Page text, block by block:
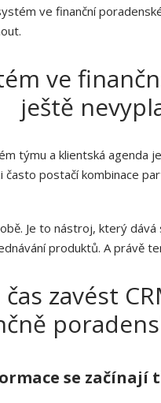
ve finanční
ve
ještě
týmu a klientská agenda
postačí kombinace
Je to nástroj, který
produktů. A právě
zavést
se začínají